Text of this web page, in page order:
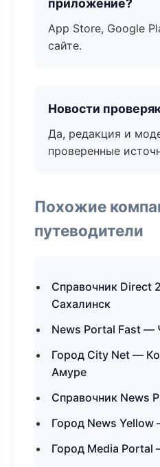
приложение?
App Store, Google
сайте.
Новости
Да, редакция и
проверенные
Похожие
путеводители
Справочник
Сахалинск
News Portal Fast —
Город City Net —
Амуре
Справочник News
Город News
Город Media